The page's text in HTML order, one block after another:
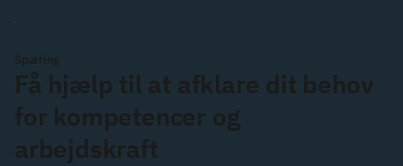
Sparring
Få hjælp til at afklare dit behov
for kompetencer og
arbejdskraft